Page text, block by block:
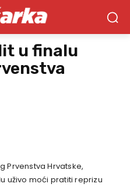
u finalu
Prvenstva Hrvatske,
uživo moći pratiti reprizu